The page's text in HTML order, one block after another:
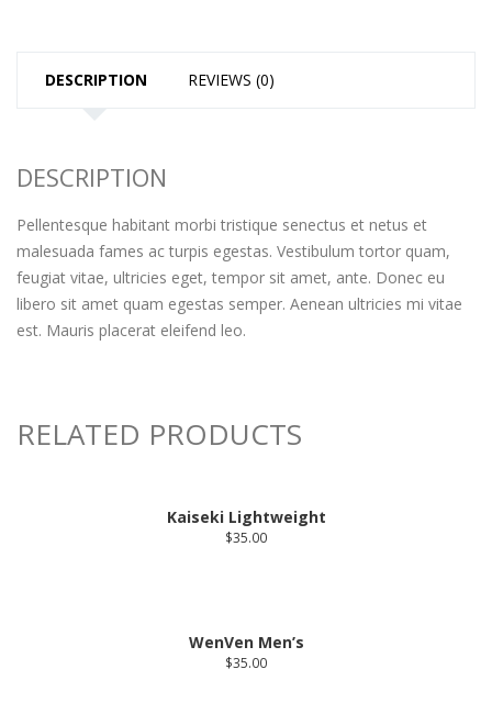
DESCRIPTION REVIEWS (0)
DESCRIPTION
Pellentesque habitant morbi tristique senectus et netus et
malesuada fames ac turpis egestas. Vestibulum tortor quam,
feugiat vitae, ultricies eget, tempor sit amet, ante. Donec eu
libero sit amet quam egestas semper. Aenean ultricies mi vitae
est. Mauris placerat eleifend leo.
RELATED PRODUCTS
Kaiseki Lightweight
$35.00
WenVen Men’s
$35.00